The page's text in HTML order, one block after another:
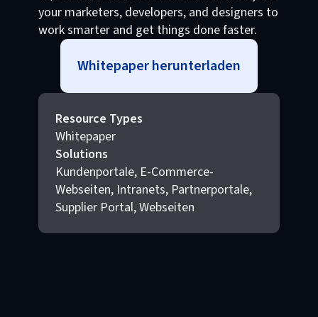
your marketers, developers, and designers to
work smarter and get things done faster.
Whitepaper herunterladen
Resource Types
Whitepaper
Solutions
Kundenportale, E-Commerce-
Webseiten, Intranets, Partnerportale,
Supplier Portal, Webseiten